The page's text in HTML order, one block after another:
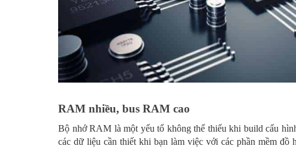
RAM nhiều, bus RAM cao
Bộ nhớ RAM là một yếu tố không thể thiếu khi build cấu
các dữ liệu cần thiết khi bạn làm việc với các phần mềm